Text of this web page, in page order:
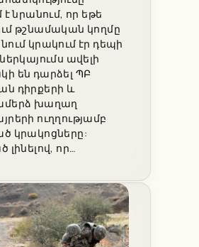
է նրանում, որ եթե
թշնամական կողմը
կրակում էր դեպի
ավելի
են դարձել ՊԲ
դիրքերի և
խաղաղ
ուղղությամբ
կրակոցները:
որ…